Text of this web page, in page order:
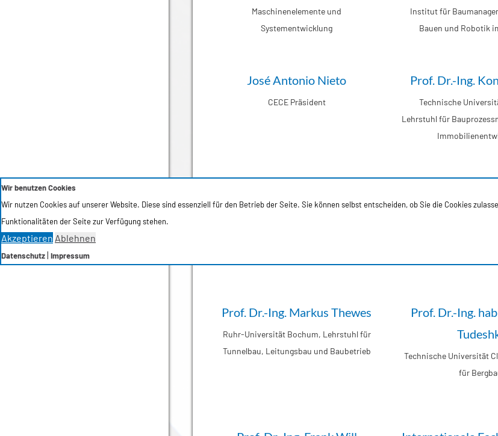
Maschinenelemente und
Systementwicklung
Institut für
Bauen und Robotik
José Antonio Nieto
CECE Präsident
Prof. Dr.-Ing.
Technische
Lehrstuhl für
Schmitz
Ruhr-Universität
Prof. Dr.-Ing. Markus Thewes
Ruhr-Universität Bochum, Lehrstuhl für
Tunnelbau, Leitungsbau und Baubetrieb
Prof. Dr.-Ing.
Technische Universität
für
Wir benutzen Cookies
Wir nutzen Cookies auf unserer Website. Diese sind essenziell für den Betrieb der Seite. Sie können selbst entscheiden, ob Sie die Cookies
Funktionalitäten der Seite zur Verfügung stehen.
Akzeptieren Ablehnen
Datenschutz| Impressum